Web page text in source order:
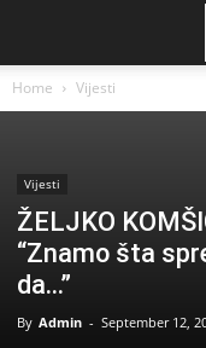
Home Vijesti
Vijesti
ŽELJKO
“Znamo šta
da…”
By Admin - September 12,